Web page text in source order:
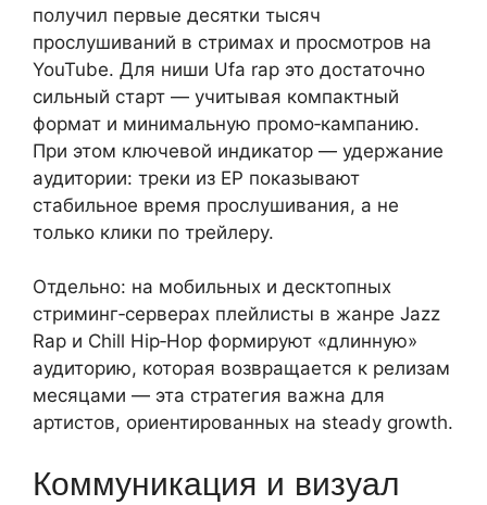
получил первые десятки тысяч
прослушиваний в стримах и просмотров на
YouTube. Для ниши Ufa rap это достаточно
сильный старт — учитывая компактный
формат и минимальную промо‑кампанию.
При этом ключевой индикатор — удержание
аудитории: треки из EP показывают
стабильное время прослушивания, а не
только клики по трейлеру.
Отдельно: на мобильных и десктопных
стриминг‑серверах плейлисты в жанре Jazz
Rap и Chill Hip‑Hop формируют «длинную»
аудиторию, которая возвращается к релизам
месяцами — эта стратегия важна для
артистов, ориентированных на steady growth.
Коммуникация и визуал